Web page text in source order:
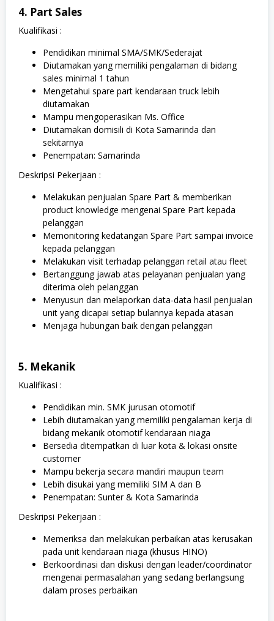
4. Part Sales
Kualifikasi :
Pendidikan minimal SMA/SMK/Sederajat
Diutamakan yang memiliki pengalaman di bidang
sales minimal 1 tahun
Mengetahui spare part kendaraan truck lebih
diutamakan
Mampu mengoperasikan Ms. Office
Diutamakan domisili di Kota Samarinda dan
sekitarnya
Penempatan: Samarinda
Deskripsi Pekerjaan :
Melakukan penjualan Spare Part & memberikan
product knowledge mengenai Spare Part kepada
pelanggan
Memonitoring kedatangan Spare Part sampai invoice
kepada pelanggan
Melakukan visit terhadap pelanggan retail atau fleet
Bertanggung jawab atas pelayanan penjualan yang
diterima oleh pelanggan
Menyusun dan melaporkan data-data hasil penjualan
unit yang dicapai setiap bulannya kepada atasan
Menjaga hubungan baik dengan pelanggan
5. Mekanik
Kualifikasi :
Pendidikan min. SMK jurusan otomotif
Lebih diutamakan yang memiliki pengalaman kerja di
bidang mekanik otomotif kendaraan niaga
Bersedia ditempatkan di luar kota & lokasi onsite
customer
Mampu bekerja secara mandiri maupun team
Lebih disukai yang memiliki SIM A dan B
Penempatan: Sunter & Kota Samarinda
Deskripsi Pekerjaan :
Memeriksa dan melakukan perbaikan atas kerusakan
pada unit kendaraan niaga (khusus HINO)
Berkoordinasi dan diskusi dengan leader/coordinator
mengenai permasalahan yang sedang berlangsung
dalam proses perbaikan